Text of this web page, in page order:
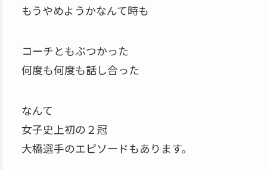
もうやめようかなんて時も
コーチともぶつかった
何度も何度も話し合った
なんて
女子史上初の２冠
大橋選手のエピソードもあります。